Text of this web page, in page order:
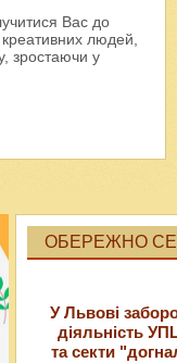
Вас до
людей,
зростаючи у
ОБЕРЕЖНО
У Львові
діяльність
та секти